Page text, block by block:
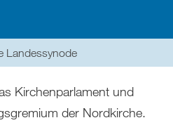
Landessynode
Kirchenparlament und
der Nordkirche.